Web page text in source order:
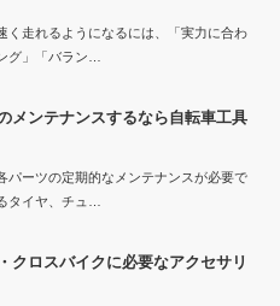
く走れるようになるには、「実力に合わ
グ」「バラン…
メンテナンスするなら自転車工具
パーツの定期的なメンテナンスが必要で
タイヤ、チュ…
クロスバイクに必要なアクセサリ